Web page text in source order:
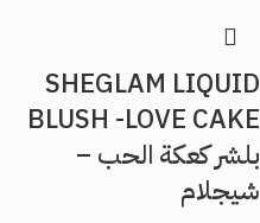
SHEGLAM LIQUID
BLUSH -LOVE CAKE
بلشر كعكة الحب –
شيجلام